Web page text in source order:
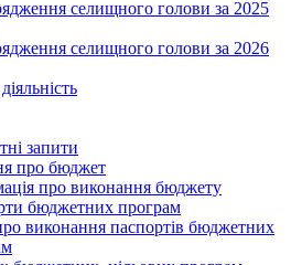
селищного голови за 2025
селищного голови за 2026
запити
про бюджет
про виконання бюджету
бюджетних програм
виконання паспортів бюджетних